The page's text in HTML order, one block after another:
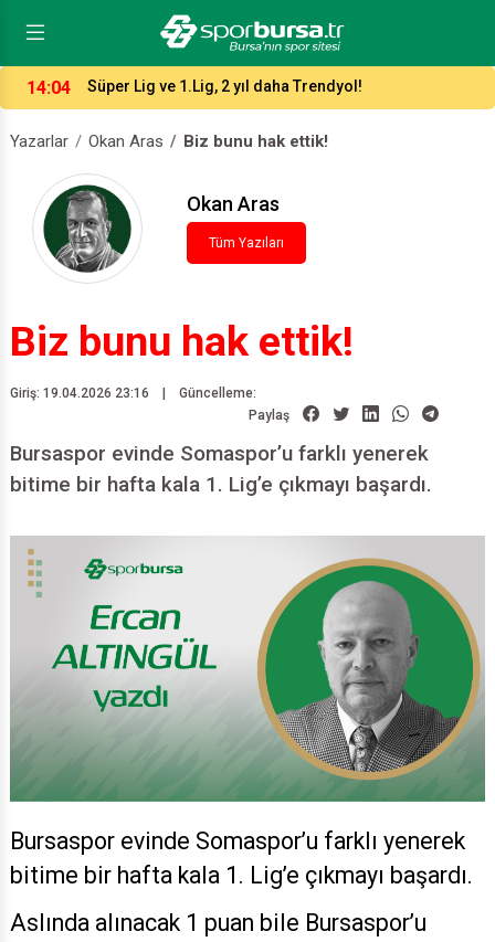
14:04 Süper Lig ve 1.Lig, 2 yıl daha Trendyol!
Yazarlar Okan Aras Biz bunu hak ettik!
Okan Aras
Tüm Yazıları
Biz bunu hak ettik!
Giriş: 19.04.2026 23:16 |
Güncelleme:
Paylaş
Bursaspor evinde Somaspor’u farklı yenerek
bitime bir hafta kala 1. Lig’e çıkmayı başardı.
Bursaspor evinde Somaspor’u farklı yenerek
bitime bir hafta kala 1. Lig’e çıkmayı başardı.
Aslında alınacak 1 puan bile Bursaspor’u